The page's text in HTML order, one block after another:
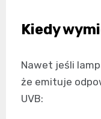
Kiedy
Nawet jeśli
że emituje
UVB: